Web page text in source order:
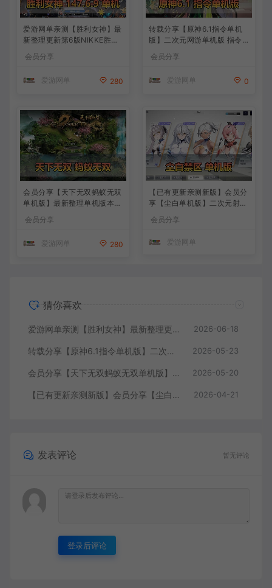
爱游网单亲测【胜利女神】最
新整理更新第6版NIKKE胜利
版本官服GM可无限抽卡全剧
学
会员分享
爱游网单 280
转载分享【原神6.1指令单机
版】二次元网游单机版 指令
背包 抽卡 商店 MOD 未亲测
会员分享
爱游网单 0
会员分享【天下无双蚂蚁无双
单机版】最新整理单机版本
带GM命令后台 武侠怀旧网游
免虚拟机一键端 配套视频教
会员分享
爱游网单 280
【已有更新亲测新版】会员分
享【尘白单机版】二次元射击
类网游单机版一键端
会员分享
爱游网单
猜你喜欢
爱游网单亲测【胜利女神】最新整理更新第6版NIKKE胜利女神妮姬单机版方舟活动147版本官服GM可无限抽卡全剧情免虚拟机一键端视频安装教学 2026-06-18
转载分享【原神6.1指令单机版】二次元网游单机版 指令模拟端 登录 战斗 地图 魔物 背包 抽卡 商店 MOD 未亲测图文教学 2026-05-23
会员分享【天下无双蚂蚁无双单机版】最新整理单机版本 带GM命令后台 武侠怀旧网游 免虚拟机一键端 配套视频教学 2026-05-20
【已有更新亲测新版】会员分享【尘白单机版】二次元射击类网游单机版一键端 2026-04-21
发表评论 暂无评论
登录后评论